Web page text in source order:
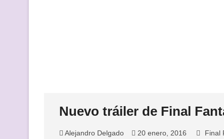
Nuevo tráiler de Final
Alejandro Delgado 20 enero, 2016 Final